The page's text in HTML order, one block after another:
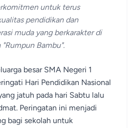
untuk terus
pendidikan dan
muda yang berkarakter di
Bambu".
besar SMA Negeri 1
Hari Pendidikan Nasional
jatuh pada hari Sabtu lalu
Peringatan ini menjadi
bagi sekolah untuk